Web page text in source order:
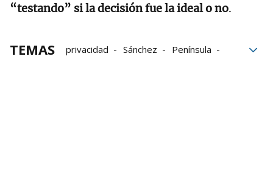
“testando” si la decisión fue la ideal o no.
TEMAS privacidad Sánchez
Península